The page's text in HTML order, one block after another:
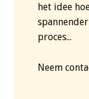
het idee
proces...
Neem